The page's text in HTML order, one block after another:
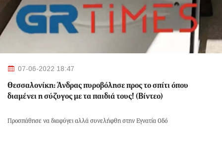
07-06-2022 18:47
Θεσσαλονίκη: Άνδρας πυροβόλησε προς το σπίτι όπου
διαμένει η σύζυγος με τα παιδιά τους! (Βίντεο)
Προσπάθησε να διαφύγει αλλά συνελήφθη στην Εγνατία Οδό